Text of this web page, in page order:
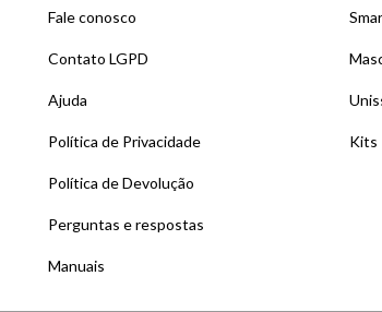
Fale conosco
Contato LGPD
Ajuda
Política de Privacidade
Política de Devolução
Perguntas e respostas
Manuais
Kits